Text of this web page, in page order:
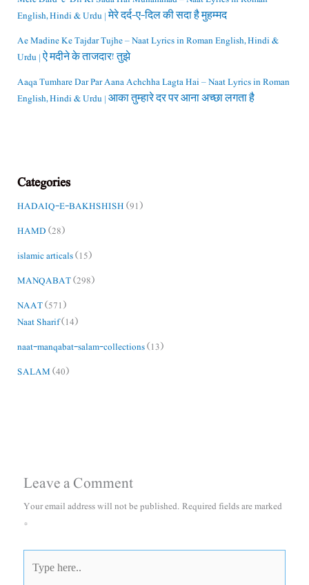
English, Hindi & Urdu | मेरे दर्द-ए-दिल की सदा है मुहम्मद
Ae Madine Ke Tajdar Tujhe – Naat Lyrics in Roman English, Hindi &
Urdu | ऐ मदीने के ताजदार! तुझे
Aaqa Tumhare Dar Par Aana Achchha Lagta Hai – Naat Lyrics in Roman
English, Hindi & Urdu | आका तुम्हारे दर पर आना अच्छा लगता है
Categories
HADAIQ-E-BAKHSHISH(91)
HAMD(28)
islamic articals(15)
MANQABAT(298)
NAAT(571)
Naat Sharif(14)
naat-manqabat-salam-collections(13)
SALAM(40)
Leave a Comment
Your email address will not be published.Required fields are marked
*
here..